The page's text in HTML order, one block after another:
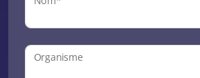
Organisme